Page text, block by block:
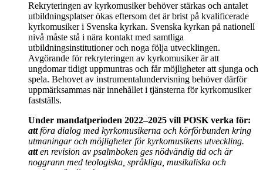
Rekryteringen av kyrkomusiker behöver stärkas och antalet
utbildningsplatser ökas eftersom det är brist på kvalificerade
kyrkomusiker i Svenska kyrkan. Svenska kyrkan på nationell
nivå måste stå i nära kontakt med samtliga
utbildningsinstitutioner och noga följa utvecklingen.
Avgörande för rekryteringen av kyrkomusiker är att
ungdomar tidigt uppmuntras och får möjligheter att sjunga och
spela. Behovet av instrumentalundervisning behöver därför
uppmärksammas när innehållet i tjänsterna för kyrkomusiker
fastställs.
Under mandatperioden 2022–2025 vill POSK verka för:
att föra dialog med kyrkomusikerna och körförbunden kring
utmaningar och möjligheter för kyrkomusikens utveckling.
att en revision av psalmboken ges nödvändig tid och är
noggrann med teologiska, språkliga, musikaliska och